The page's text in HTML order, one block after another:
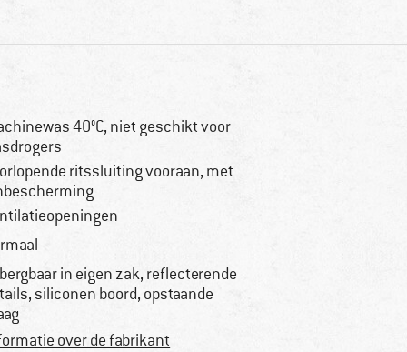
40°C, niet geschikt voor
ritssluiting vooraan, met
in eigen zak, reflecterende
siliconen boord, opstaande
over de fabrikant